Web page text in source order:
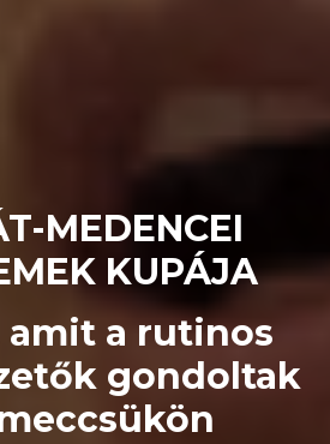
MEDENCEI
KUPÁJA
amit a rutinos
gondoltak